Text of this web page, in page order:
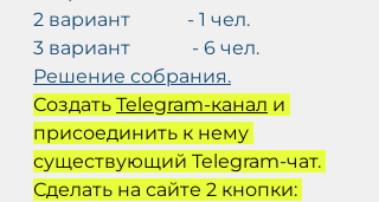
2 вариант            - 1 чел.
3 вариант             - 6 чел.
Решение собрания.
Создать Telegram-канал и
присоединить к нему
существующий Telegram-чат.
Сделать на сайте 2 кнопки: